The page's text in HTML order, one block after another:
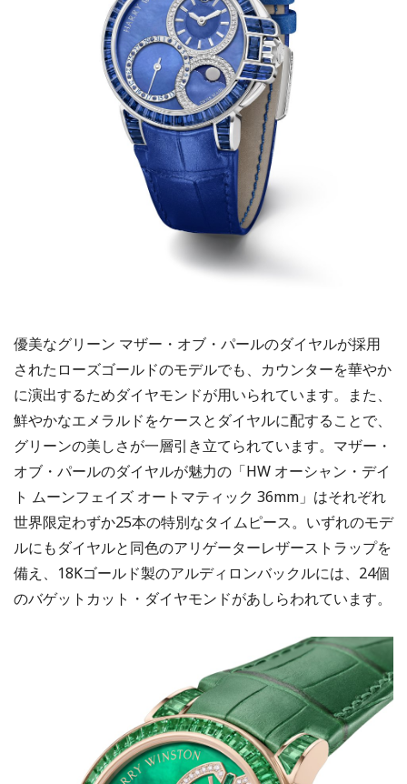
優美なグリーン マザー・オブ・パールのダイヤルが採用
されたローズゴールドのモデルでも、カウンターを華やか
に演出するためダイヤモンドが用いられています。また、
鮮やかなエメラルドをケースとダイヤルに配することで、
グリーンの美しさが一層引き立てられています。マザー・
オブ・パールのダイヤルが魅力の「HW オーシャン・デイ
ト ムーンフェイズ オートマティック 36mm」はそれぞれ
世界限定わずか25本の特別なタイムピース。いずれのモデ
ルにもダイヤルと同色のアリゲーターレザーストラップを
備え、18Kゴールド製のアルディロンバックルには、24個
のバゲットカット・ダイヤモンドがあしらわれています。